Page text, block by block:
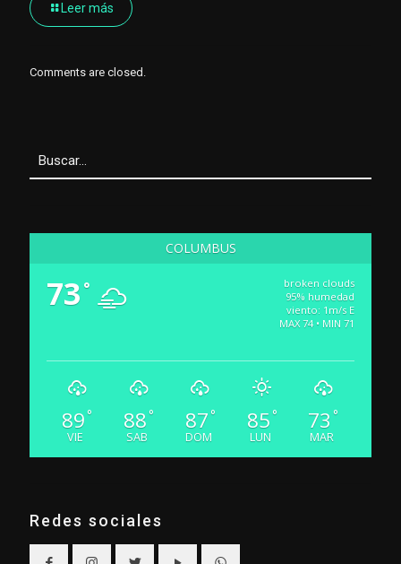
Leer más
Comments are closed.
COLUMBUS
73 °
broken clouds
95% humedad
viento: 1m/s E
MAX 74 • MIN 71
89 °
VIE
88 °
SAB
87 °
DOM
85 °
LUN
73 °
MAR
Redes sociales